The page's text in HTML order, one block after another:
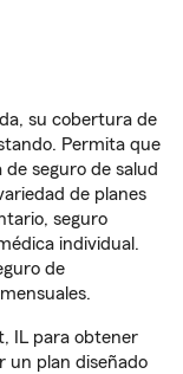
su cobertura de
Permita que
seguro de salud
de planes
seguro
individual.
de
IL para obtener
un plan diseñado